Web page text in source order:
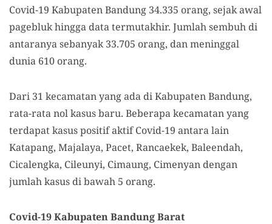
Covid-19 Kabupaten Bandung 34.335 orang, sejak awal
pagebluk hingga data termutakhir. Jumlah sembuh di
antaranya sebanyak 33.705 orang, dan meninggal
dunia 610 orang.
Dari 31 kecamatan yang ada di Kabupaten Bandung,
rata-rata nol kasus baru. Beberapa kecamatan yang
terdapat kasus positif aktif Covid-19 antara lain
Katapang, Majalaya, Pacet, Rancaekek, Baleendah,
Cicalengka, Cileunyi, Cimaung, Cimenyan dengan
jumlah kasus di bawah 5 orang.
Covid-19 Kabupaten Bandung Barat